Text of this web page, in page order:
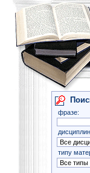
фразе:
типу